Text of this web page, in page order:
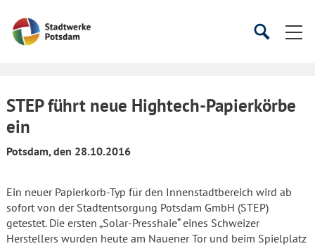
Startseite
SucheSuche
STEP führt neue Hightech-Papierkörbe
ein
Potsdam, den 28.10.2016
Ein neuer Papierkorb-Typ für den Innenstadtbereich wird ab
sofort von der Stadtentsorgung Potsdam GmbH (STEP)
getestet. Die ersten „Solar-Presshaie“ eines Schweizer
Herstellers wurden heute am Nauener Tor und beim Spielplatz